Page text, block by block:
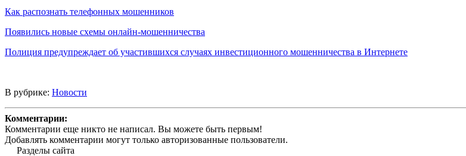
Как распознать телефонных мошенников
Появились новые схемы онлайн-мошенничества
Полиция предупреждает об участившихся случаях инвестиционного мошенничества в Интернете
В рубрике: Новости
Комментарии:
Комментарии еще никто не написал. Вы можете быть первым!
Добавлять комментарии могут только авторизованные пользователи.
Разделы сайта